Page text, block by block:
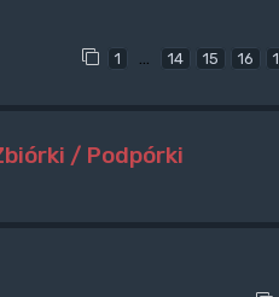
1 … 14 15 16
/ Podpórki